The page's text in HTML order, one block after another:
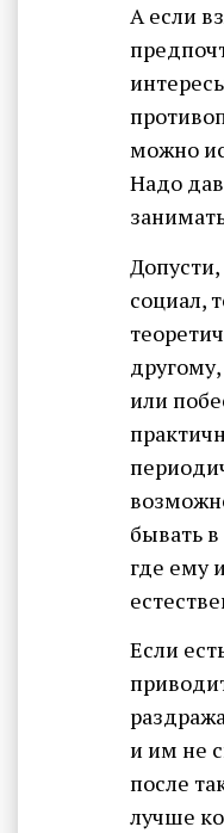
А если
можно
Надо
социал,
или
бывать
где ему
Если
и им не
после
лучше